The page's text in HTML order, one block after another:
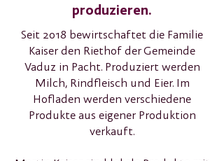
produzieren.
Seit 2018 bewirtschaftet die Familie
Kaiser den Riethof der Gemeinde
Vaduz in Pacht. Produziert werden
Milch, Rindfleisch und Eier. Im
Hofladen werden verschiedene
Produkte aus eigener Produktion
verkauft.